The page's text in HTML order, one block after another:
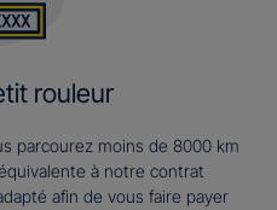
rouleur
parcourez moins de 8000 km
à notre contrat
afin de vous faire payer